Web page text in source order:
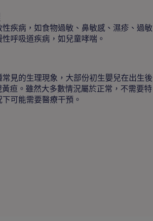
疾病，如食物過敏、鼻敏感、濕疹、過敏
呼吸道疾病，如兒童哮喘。
見的生理現象，大部份初生嬰兒在出生後
疸。雖然大多數情況屬於正常，不需要特
可能需要醫療干預。